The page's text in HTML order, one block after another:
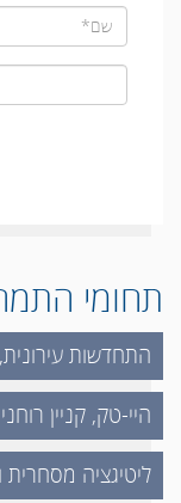
תחומי
התחדשות עירונית,
היי-טק, קניין
ליטיגציה מסחרית